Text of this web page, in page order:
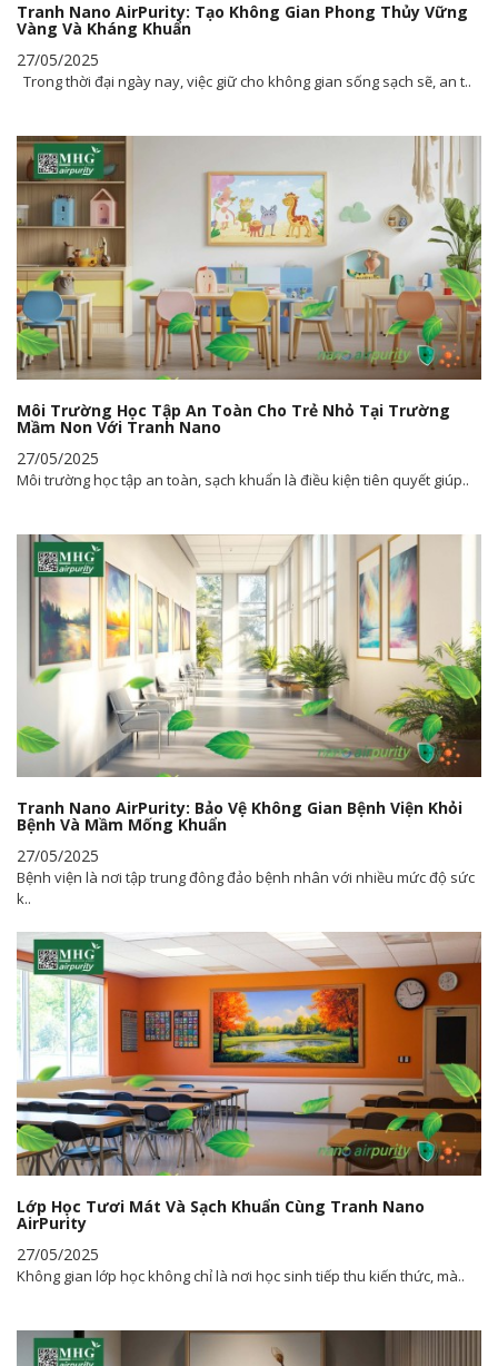
Tranh Nano AirPurity: Tạo Không Gian Phong Thủy Vững
Vàng Và Kháng Khuẩn
27/05/2025
Trong thời đại ngày nay, việc giữ cho không gian sống sạch sẽ, an t..
Môi Trường Học Tập An Toàn Cho Trẻ Nhỏ Tại Trường
Mầm Non Với Tranh Nano
27/05/2025
Môi trường học tập an toàn, sạch khuẩn là điều kiện tiên quyết giúp..
Tranh Nano AirPurity: Bảo Vệ Không Gian Bệnh Viện Khỏi
Bệnh Và Mầm Mống Khuẩn
27/05/2025
Bệnh viện là nơi tập trung đông đảo bệnh nhân với nhiều mức độ sức
k..
Lớp Học Tươi Mát Và Sạch Khuẩn Cùng Tranh Nano
AirPurity
27/05/2025
Không gian lớp học không chỉ là nơi học sinh tiếp thu kiến thức, mà..